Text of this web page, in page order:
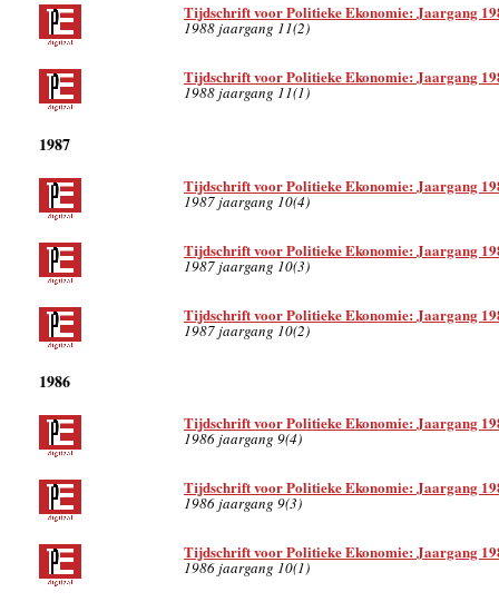
Tijdschrift voor Politieke Ekonomie: Jaargang
1988 jaargang 11(2)
Tijdschrift voor Politieke Ekonomie: Jaargang
1988 jaargang 11(1)
1987
Tijdschrift voor Politieke Ekonomie: Jaargang
1987 jaargang 10(4)
Tijdschrift voor Politieke Ekonomie: Jaargang
1987 jaargang 10(3)
Tijdschrift voor Politieke Ekonomie: Jaargang
1987 jaargang 10(2)
1986
Tijdschrift voor Politieke Ekonomie: Jaargang
1986 jaargang 9(4)
Tijdschrift voor Politieke Ekonomie: Jaargang
1986 jaargang 9(3)
Tijdschrift voor Politieke Ekonomie: Jaargang
1986 jaargang 10(1)